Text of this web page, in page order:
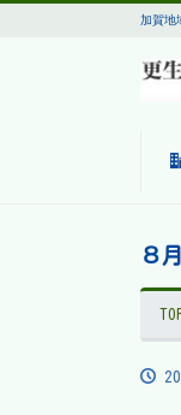
加賀地
８